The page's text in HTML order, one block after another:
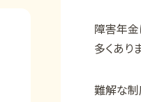
障害年金
多くあり
難解な制